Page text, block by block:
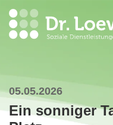
05.05.2026
Ein sonniger